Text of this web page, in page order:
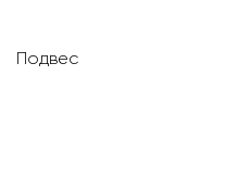
Подвес